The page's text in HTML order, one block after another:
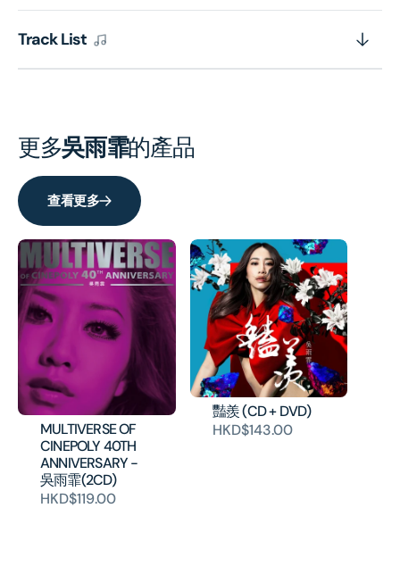
Track List
更多吳雨霏的產品
查看更多
MULTIVERSE OF
CINEPOLY 40TH
ANNIVERSARY -
吳雨霏(2CD)
HKD$119.00
豔羨 (CD + DVD)
HKD$143.00